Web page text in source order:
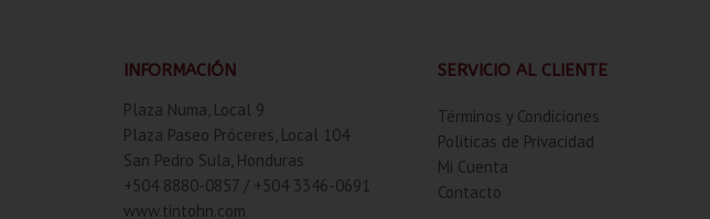
INFORMACIÓN
Plaza Numa, Local 9
Plaza Paseo Próceres, Local 104
San Pedro Sula, Honduras
+504 8880-0857 / +504 3346-0691
www.tintohn.com
SERVICIO AL CLIENTE
Términos y Condiciones
Politicas de Privacidad
Mi Cuenta
Contacto